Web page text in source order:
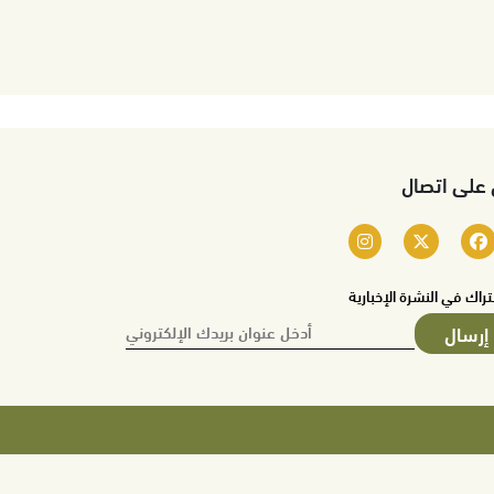
على اتصال
في النشرة الإخبارية